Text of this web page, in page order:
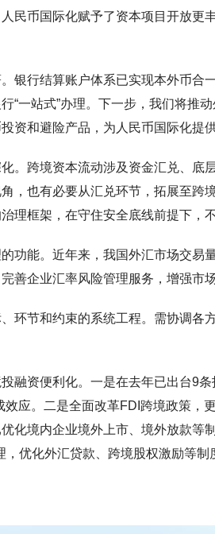
民币国际化赋予了资本项目开放更
银行结算账户体系已实现本外币合
“一站式”办理。下一步，我们将推
资和避险产品，为人民币国际化提
。跨境资本流动涉及资金汇兑、底
，也有必要从汇兑环节，拓展至跨
理框架，在守住安全底线前提下，
功能。近年来，我国外汇市场交易
善企业汇率风险管理服务，增强市
环节和约束的系统工程。需协调各
融资便利化。一是在去年已出台9
效应。二是全面改革FDI跨境政策，
化境内企业境外上市、境外放款等
优化外汇贷款、跨境股权激励等